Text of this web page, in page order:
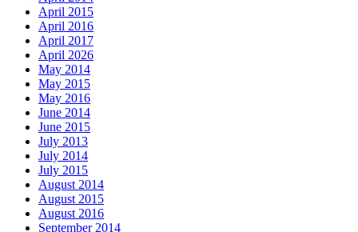
April 2015
April 2016
April 2017
April 2026
May 2014
May 2015
May 2016
June 2014
June 2015
July 2013
July 2014
July 2015
August 2014
August 2015
August 2016
September 2014